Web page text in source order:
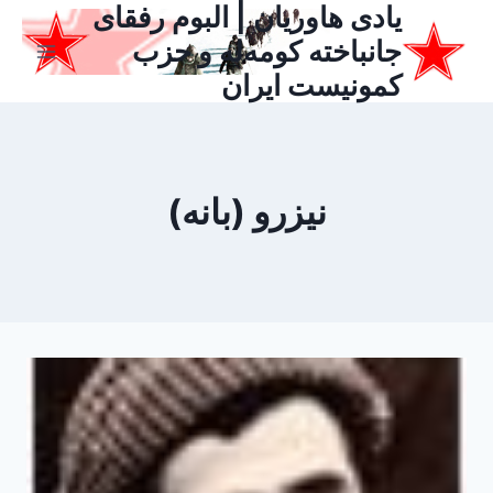
محتوا
یادی هاوریان | البوم رفقای
جانباخته کومه‌له و حزب
کمونیست ایران
نیزرو (بانه)